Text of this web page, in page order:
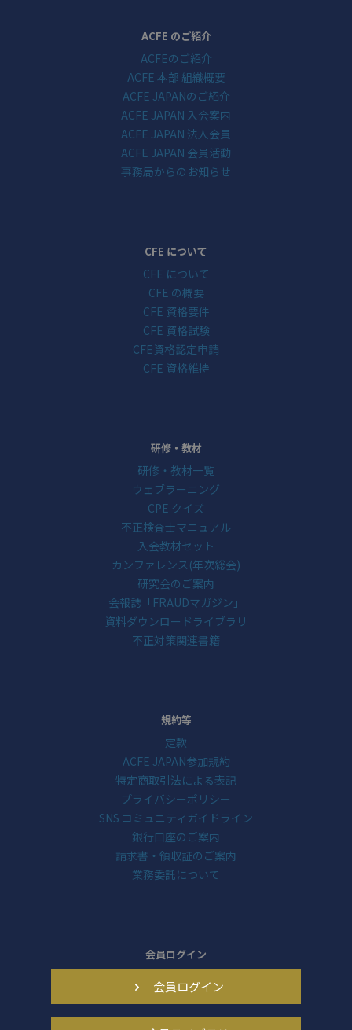
ACFE のご紹介
ACFEのご紹介
ACFE 本部 組織概要
ACFE JAPANのご紹介
ACFE JAPAN 入会案内
ACFE JAPAN 法人会員
ACFE JAPAN 会員活動
事務局からのお知らせ
CFE について
CFE について
CFE の概要
CFE 資格要件
CFE 資格試験
CFE資格認定申請
CFE 資格維持
研修・教材
研修・教材一覧
ウェブラーニング
CPE クイズ
不正検査士マニュアル
入会教材セット
カンファレンス(年次総会)
研究会のご案内
会報誌「FRAUDマガジン」
資料ダウンロードライブラリ
不正対策関連書籍
規約等
定款
ACFE JAPAN参加規約
特定商取引法による表記
プライバシーポリシー
SNS コミュニティガイドライン
銀行口座のご案内
請求書・領収証のご案内
業務委託について
会員ログイン
会員ログイン